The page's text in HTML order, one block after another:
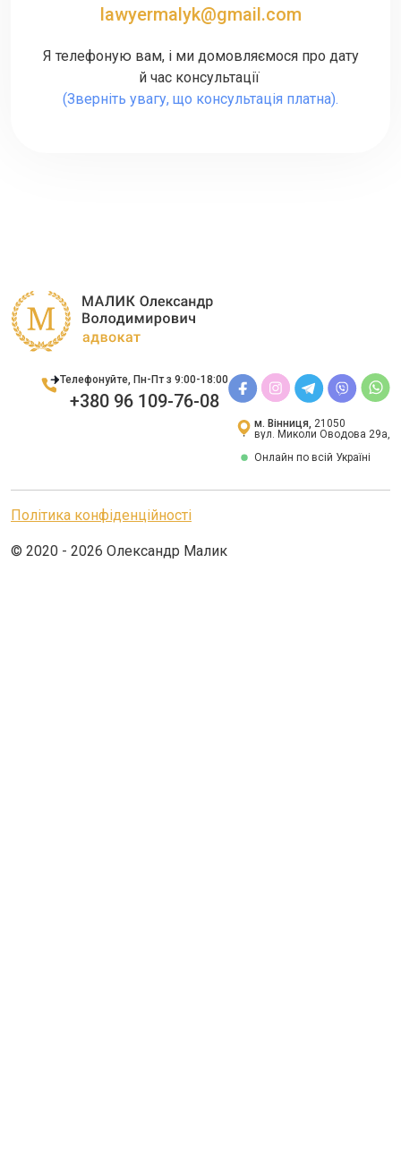
lawyermalyk@gmail.com
Я телефоную вам, і ми домовляємося про дату
й час консультації
(Зверніть увагу, що консультація платна).
Телефонуйте, Пн-Пт з 9:00-18:00
+380 96 109-76-08
м. Вінниця, 21050
вул. Миколи Оводова 29а,
Онлайн по всій Україні
Політика конфіденційності
© 2020 - 2026 Олександр Малик